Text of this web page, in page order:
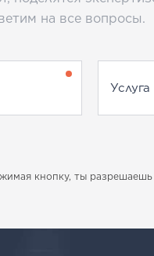
на все вопросы.
кнопку, ты разрешаешь